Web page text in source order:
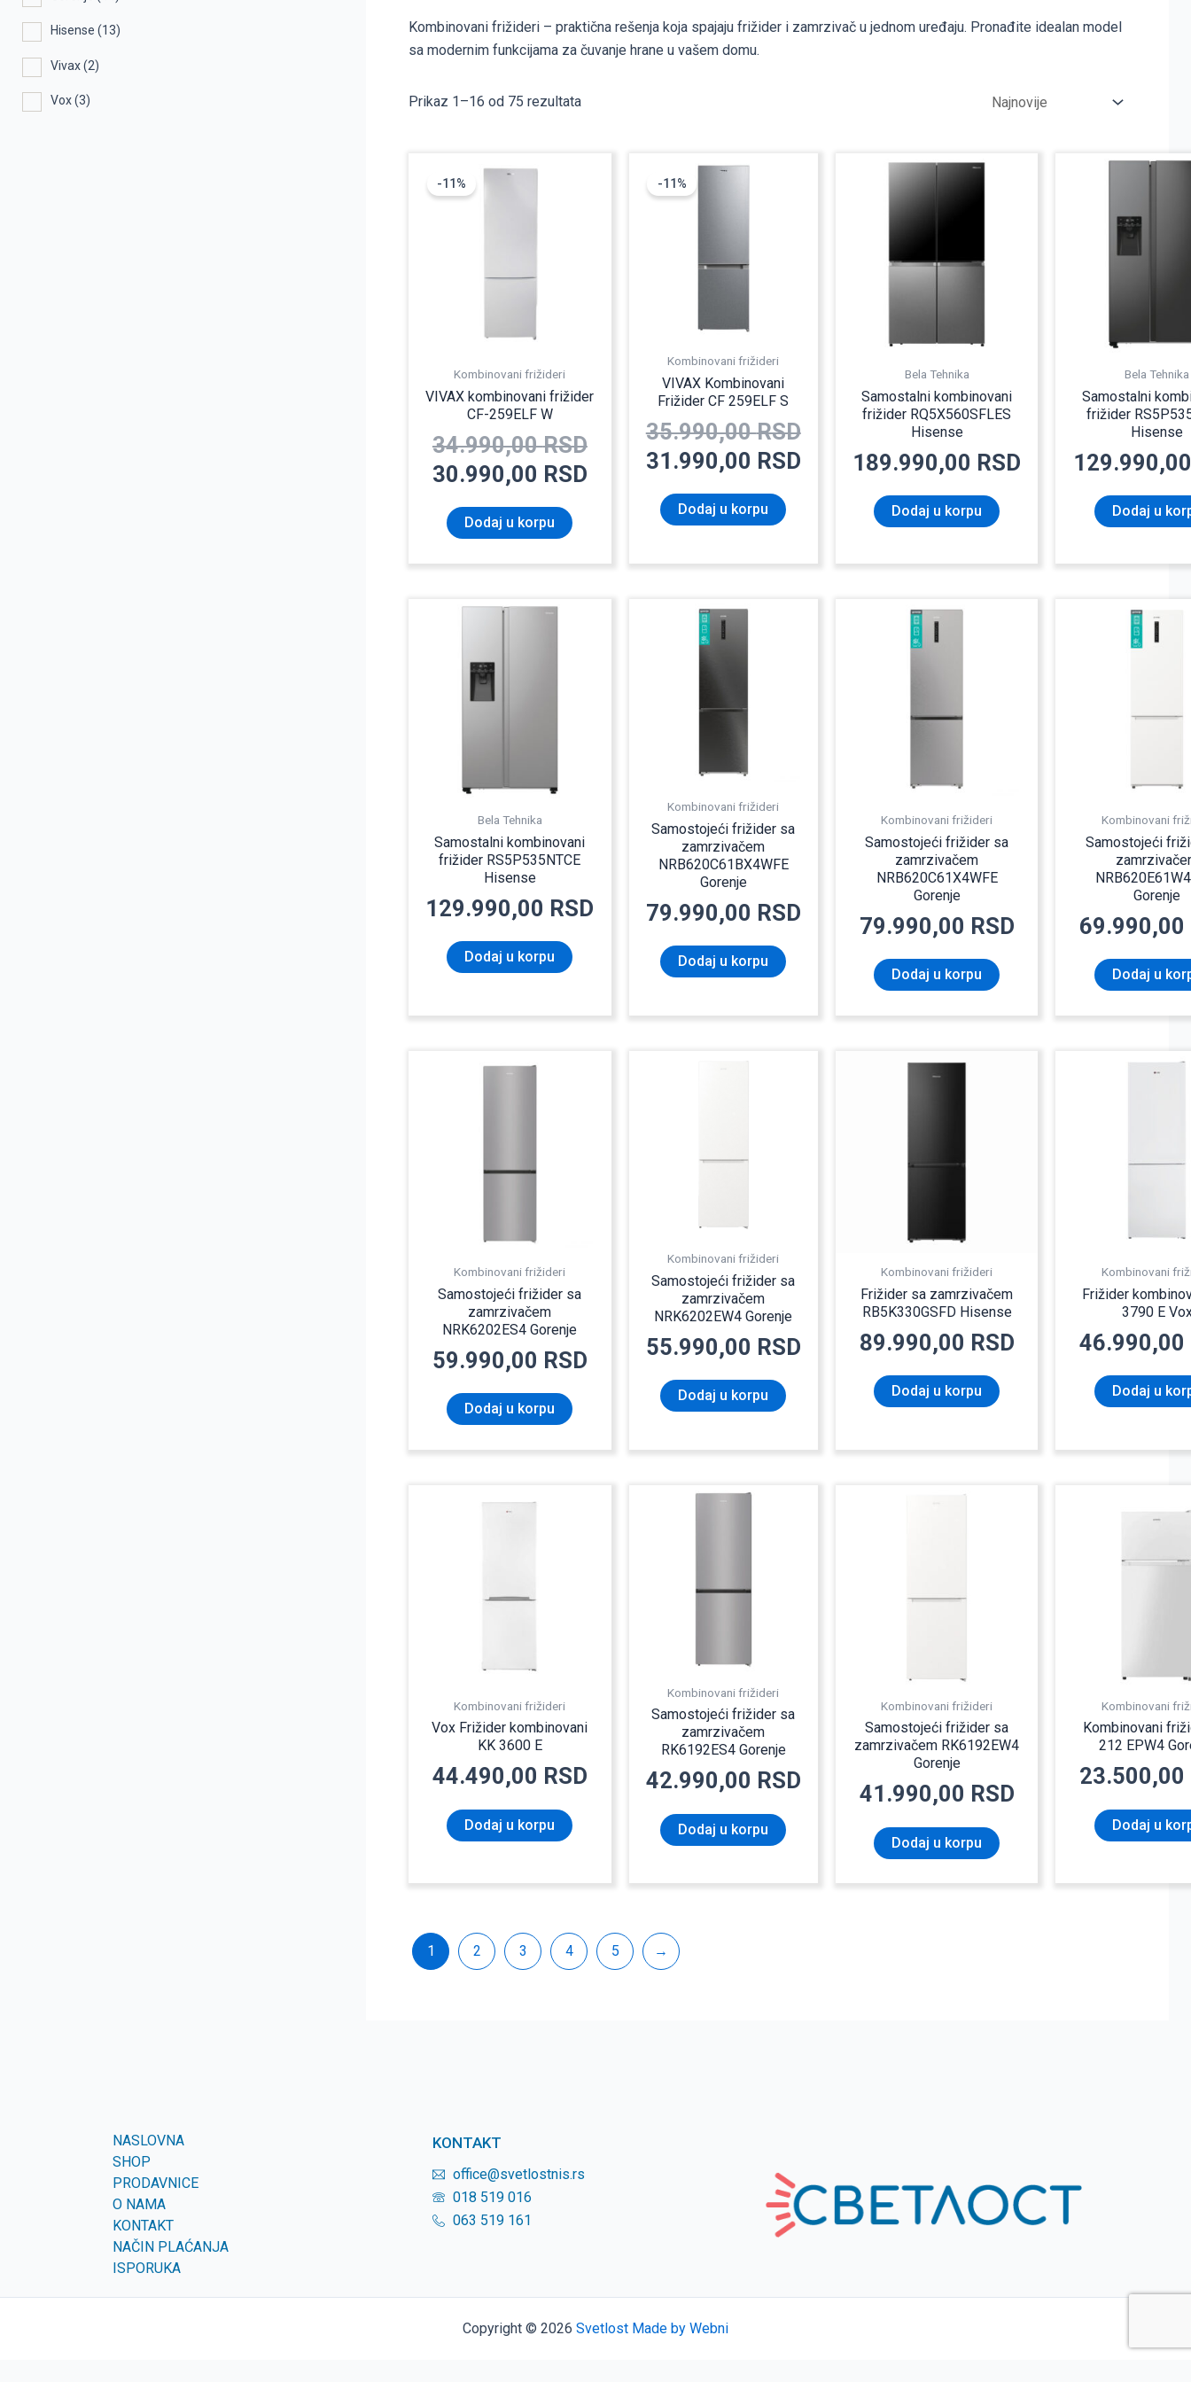
Hisense (13)
Vivax(2)
Vox(3)
Kombinovani frižideri – praktična rešenja koja spajaju frižider i zamrzivač u jednom uređaju. Pronađite idealan model
sa modernim funkcijama za čuvanje hrane u vašem domu.
Prikaz 1–16 od 75 rezultata
-11%
Kombinovani frižideri
VIVAX kombinovani frižider
CF-259ELF W
34.990,00RSD
30.990,00 RSD
Dodaj u korpu
-11%
Kombinovani frižideri
VIVAX Kombinovani
Frižider CF 259ELF S
35.990,00RSD
Originalna
cena
31.990,00 RSD
Trenutna
31.990,00 RSD.
Dodaj u korpu
Bela Tehnika
Samostalni kombinovani
frižider RQ5X560SFLES
Hisense
189.990,00 RSD
Dodaj u korpu
Bela Tehnika
Samostalni
frižider
Hisense
Dodaj u
Bela Tehnika
Samostalni kombinovani
frižider RS5P535NTCE
Hisense
129.990,00 RSD
Dodaj u korpu
Kombinovani frižideri
Samostojeći frižider sa
zamrzivačem
NRB620C61BX4WFE
Gorenje
79.990,00 RSD
Dodaj u korpu
Kombinovani frižideri
Samostojeći frižider sa
zamrzivačem
NRB620C61X4WFE
Gorenje
79.990,00 RSD
Dodaj u korpu
Kombinovani
Samostojeći
Gorenje
69.990,00
Dodaj u
Kombinovani frižideri
Samostojeći frižider sa
zamrzivačem
NRK6202ES4 Gorenje
59.990,00 RSD
Dodaj u korpu
Kombinovani frižideri
Samostojeći frižider sa
zamrzivačem
NRK6202EW4 Gorenje
55.990,00 RSD
Dodaj u korpu
Kombinovani frižideri
Frižider sa zamrzivačem
RB5K330GSFD Hisense
89.990,00 RSD
Dodaj u korpu
Kombinovani
Frižider
3790 E
46.990,00
Dodaj u
Kombinovani frižideri
Vox Frižider kombinovani
KK 3600 E
44.490,00 RSD
Dodaj u korpu
Kombinovani frižideri
Samostojeći frižider sa
zamrzivačem
RK6192ES4 Gorenje
42.990,00 RSD
Dodaj u korpu
Kombinovani frižideri
Samostojeći frižider sa
zamrzivačem RK6192EW4
Gorenje
41.990,00 RSD
Dodaj u korpu
Kombinovani
Kombinovani
212 EPW4
23.500,00
Dodaj u
1 2 3 4 5 →
NASLOVNA
SHOP
PRODAVNICE
O NAMA
KONTAKT
NAČIN PLAĆANJA
ISPORUKA
KONTAKT
office@svetlostnis.rs
018 519 016
063 519 161
Copyright © 2026 Svetlost Made by Webni